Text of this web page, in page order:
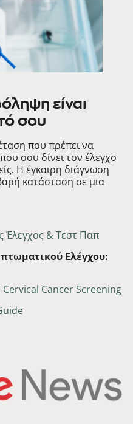
είναι
σου
που πρέπει να
σου δίνει τον έλεγχο
Η έγκαιρη διάγνωση
κατάσταση σε μια
Έλεγχος & Τεστ Παπ
Ελέγχου:
Cervical Cancer Screening